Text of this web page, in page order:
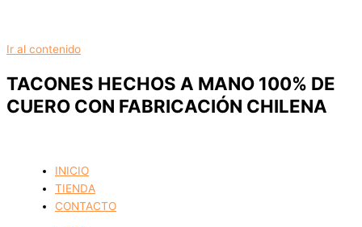
Ir al contenido
TACONES HECHOS A MANO 100% DE
CUERO CON FABRICACIÓN CHILENA
INICIO
TIENDA
CONTACTO